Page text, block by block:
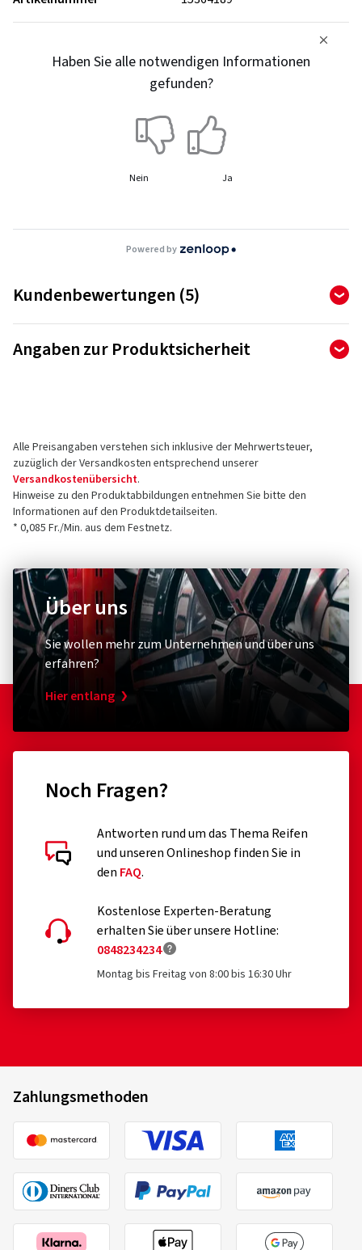
Haben Sie alle notwendigen Informationen
gefunden?
Nein Ja
Powered by
Kundenbewertungen (5)
5,00
von insgesamt 5 Bewertungen
5 Sterne
4 Sterne
3 Sterne
2 Sterne
11.05.2026
Farbe:Hyper black silber
Felgen montiert auf:Sommerreifen
Fahrzeugtyp:
Opel Signum (Z-C/S)
01.03.2026
Angaben zur Produktsicherheit
85467 Neuching
Deutschland
Kontakt für Produktsicherheit (kein
Kundensupport)
Alle Preisangaben verstehen sich inklusive der Mehrwertsteuer,
zuzüglich der Versandkosten entsprechend unserer
Versandkostenübersicht.
Hinweise zu den Produktabbildungen entnehmen Sie bitte den
Informationen auf den Produktdetailseiten.
* 0,085 Fr./Min. aus dem Festnetz.
Über uns
Sie wollen mehr zum Unternehmen und über uns
erfahren?
Hier entlang
Noch Fragen?
Antworten rund um das Thema Reifen
und unseren Onlineshop finden Sie in
den FAQ.
Kostenlose Experten-Beratung
erhalten Sie über unsere Hotline:
0848234234
Montag bis Freitag von 8:00 bis 16:30 Uhr
Zahlungsmethoden